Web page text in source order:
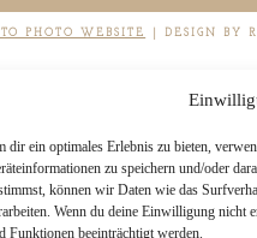
dir ein optimales Erlebnis zu bieten,
zu speichern und/oder
können wir Daten wie das
Wenn du deine Einwilligung nicht
Funktionen beeinträchtigt werden.
PHOTO WEBSITE DESIGN BY